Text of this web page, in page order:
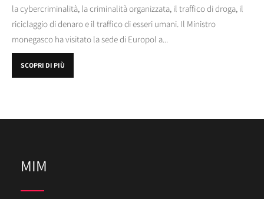
la cybercriminalità, la criminalità organizzata, il traffico di droga, il
riciclaggio di denaro e il traffico di esseri umani. Il Ministro
monegasco ha visitato la sede di Europol a...
SCOPRI DI PIÙ
MIM